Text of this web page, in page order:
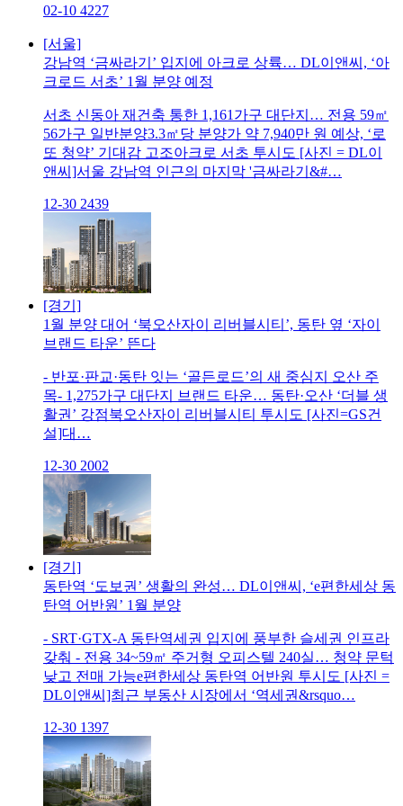
02-10 4227
[서울]
강남역 ‘금싸라기’ 입지에 아크로 상륙… DL이앤씨, ‘아
크로드 서초’ 1월 분양 예정
서초 신동아 재건축 통한 1,161가구 대단지… 전용 59㎡
56가구 일반분양3.3㎡당 분양가 약 7,940만 원 예상, ‘로
또 청약’ 기대감 고조아크로 서초 투시도 [사진 = DL이
앤씨]서울 강남역 인근의 마지막 '금싸라기&#…
12-30 2439
[경기]
1월 분양 대어 ‘북오산자이 리버블시티’, 동탄 옆 ‘자이
브랜드 타운’ 뜬다
- 반포·판교·동탄 잇는 ‘골든로드’의 새 중심지 오산 주
목- 1,275가구 대단지 브랜드 타운… 동탄·오산 ‘더블 생
활권’ 강점북오산자이 리버블시티 투시도 [사진=GS건
설]대…
12-30 2002
[경기]
동탄역 ‘도보권’ 생활의 완성… DL이앤씨, ‘e편한세상 동
탄역 어반원’ 1월 분양
- SRT·GTX-A 동탄역세권 입지에 풍부한 슬세권 인프라
갖춰 - 전용 34~59㎡ 주거형 오피스텔 240실… 청약 문턱
낮고 전매 가능e편한세상 동탄역 어반원 투시도 [사진 =
DL이앤씨]최근 부동산 시장에서 ‘역세권&rsquo…
12-30 1397